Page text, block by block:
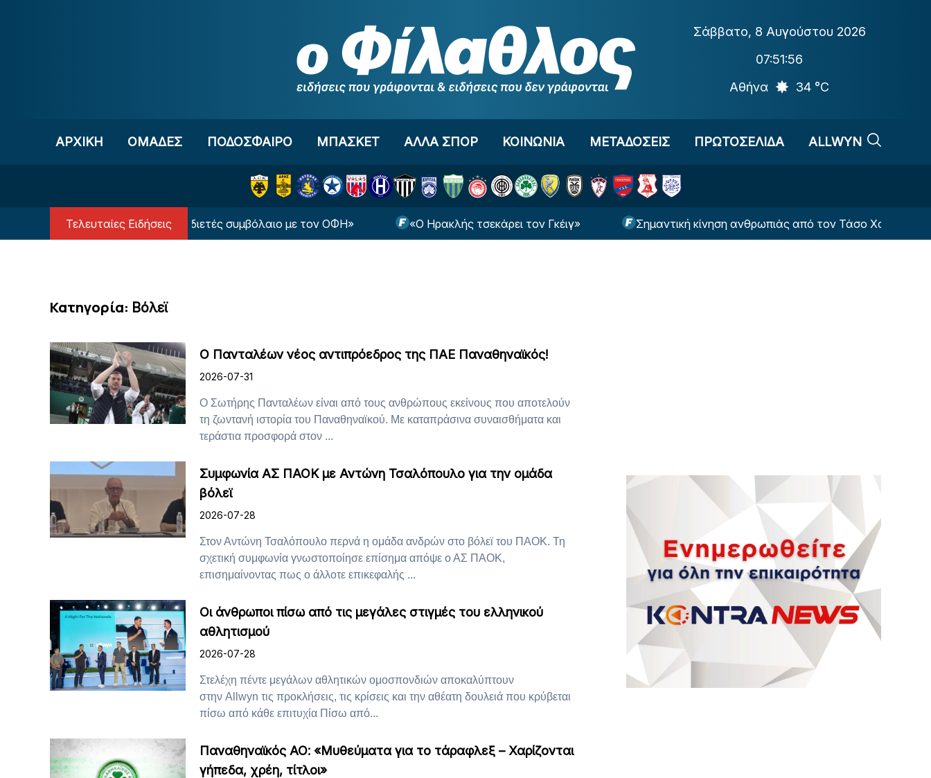
Σάββατο, 8 Αυγούστου 2026
07:51:57
Αθήνα
34 °C
ΑΡΧΙΚΗ OΜΑΔΕΣ ΠΟΔΟΣΦΑΙΡΟ ΜΠΑΣΚΕΤ ΑΛΛΑ ΣΠΟΡ ΚΟΙΝΩΝΙΑ ΜΕΤΑΔΟΣΕΙΣ ΠΡΩΤΟΣΕΛΙΔΑ ALLWYN
Τελευταίες Ειδήσεις
Ντίκμαν θα υπογράψει διετές συμβόλαιο με τον ΟΦΗ» «Ο Ηρακλής τσεκάρει τον Γκέιγ» Σημαντική κίνηση ανθρωπιάς από τον Τάσο Χατζηγιοβάνη
Κατηγορία: Βόλεϊ
Ο Πανταλέων νέος αντιπρόεδρος της ΠΑΕ Παναθηναϊκός!
2026-07-31
Ο Σωτήρης Πανταλέων είναι από τους ανθρώπους εκείνους που αποτελούν
τη ζωντανή ιστορία του Παναθηναϊκού. Με καταπράσινα συναισθήματα και
τεράστια προσφορά στον ...
Συμφωνία ΑΣ ΠΑΟΚ με Αντώνη Τσαλόπουλο για την ομάδα
βόλεϊ
2026-07-28
Στον Αντώνη Τσαλόπουλο περνά η ομάδα ανδρών στο βόλεϊ του ΠΑΟΚ. Τη
σχετική συμφωνία γνωστοποίησε επίσημα απόψε ο ΑΣ ΠΑΟΚ,
επισημαίνοντας πως ο άλλοτε επικεφαλής ...
Οι άνθρωποι πίσω από τις μεγάλες στιγμές του ελληνικού
αθλητισμού
2026-07-28
Στελέχη πέντε μεγάλων αθλητικών ομοσπονδιών αποκαλύπτουν
στην Allwyn τις προκλήσεις, τις κρίσεις και την αθέατη δουλειά που κρύβεται
πίσω από κάθε επιτυχία Πίσω από...
Παναθηναϊκός ΑΟ: «Μυθεύματα για το τάραφλεξ – Χαρίζονται
γήπεδα, χρέη, τίτλοι»